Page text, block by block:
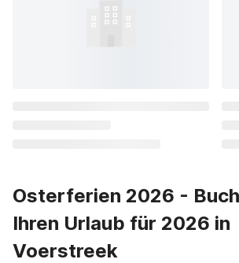
Osterferien 2026 -
Ihren Urlaub für 2026 in
Voerstreek